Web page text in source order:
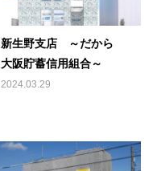
新生野支店 ～だから
大阪貯蓄信用組合～
2024.03.29